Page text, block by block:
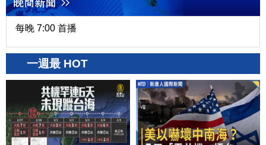
每晚 7:00 首播
一週最 HOT